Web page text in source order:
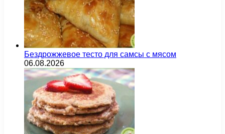
Бездрожжевое тесто для самсы с мясом
06.08.2026